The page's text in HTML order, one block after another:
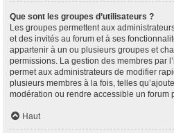
Que sont les groupes d’utilisateurs ?
Les groupes permettent aux
et des invités au forum et à ses
appartenir à un ou plusieurs groupes et
permissions. La gestion des membres par
permet aux administrateurs de modifier
plusieurs membres à la fois, telles
modération ou rendre accessible un forum
Haut